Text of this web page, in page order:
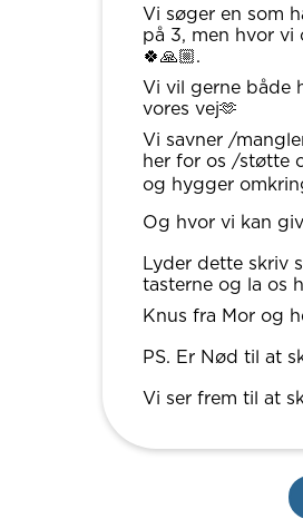
Vi søger en som
på 3, men hvor vi
🍀🙏🏼.
Vi vil gerne
vores vej🫶
Vi savner /
her for os /støtte
og hygger
Og hvor vi kan
Lyder dette skriv
tasterne og la os
Knus fra Mor og
PS. Er Nød til at
Vi ser frem til at